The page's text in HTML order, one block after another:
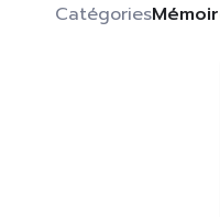
Catégories